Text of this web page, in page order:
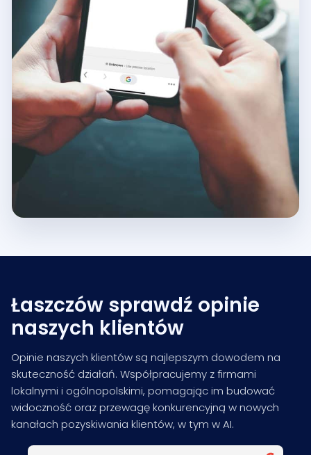
Łaszczów sprawdź opinie
naszych klientów
Opinie naszych klientów są najlepszym dowodem na
skuteczność działań. Współpracujemy z firmami
lokalnymi i ogólnopolskimi, pomagając im budować
widoczność oraz przewagę konkurencyjną w nowych
kanałach pozyskiwania klientów, w tym w AI.